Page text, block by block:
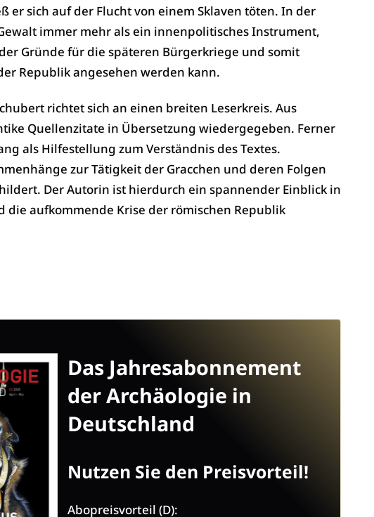
er sich auf der Flucht von einem Sklaven töten. In der
immer mehr als ein innenpolitisches Instrument,
Gründe für die späteren Bürgerkriege und somit
Republik angesehen werden kann.
richtet sich an einen breiten Leserkreis. Aus
Quellenzitate in Übersetzung wiedergegeben. Ferner
als Hilfestellung zum Verständnis des Textes.
zur Tätigkeit der Gracchen und deren Folgen
Der Autorin ist hierdurch ein spannender Einblick in
die aufkommende Krise der römischen Republik
Das Jahresabonnement
der Archäologie in
Deutschland
Nutzen Sie den Preisvorteil!
Abopreisvorteil (D):